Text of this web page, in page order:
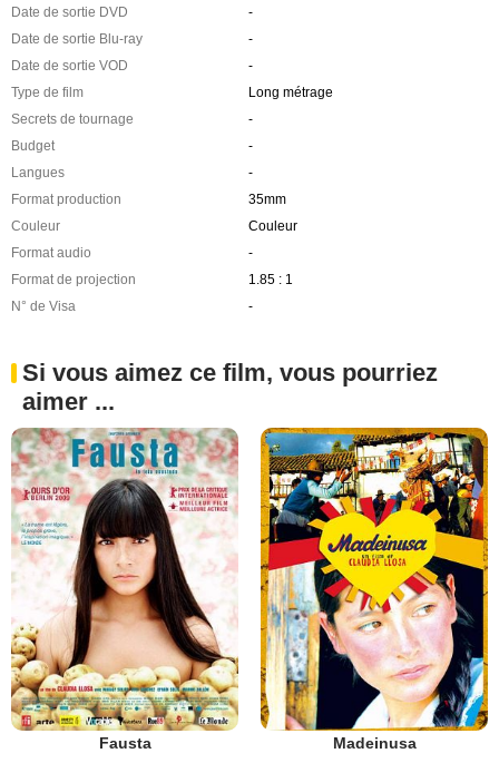
Date de sortie DVD
-
Date de sortie Blu-ray
-
Date de sortie VOD
-
Type de film
Long métrage
Secrets de tournage
-
Budget
-
Langues
-
Format production
35mm
Couleur
Couleur
Format audio
-
Format de projection
1.85 : 1
N° de Visa
-
Si vous aimez ce film, vous pourriez
aimer ...
Fausta Madeinusa